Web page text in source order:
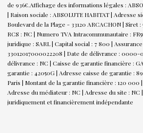
de 936€.Affichage des informations légales :
| Raison sociale : ABSOLUTE HABITAT | Adresse
Boulevard de la Plage - 33120 ARCACHON | Siret :
RCS : NC | Numero TVA Intracommunautaire :
juridique : SARL | Capital social : 7 800 | Assurance
33012017000022208 | Date de délivrance :
délivrance : NC | Caisse de garantie financière :
garantie : 42050G | Adresse caisse de garantie :
Paris | Montant de la garantie financière : 120 000
Adresse du médiateur : NC | Adresse du site : NC |
juridiquement et financièrement indépendante